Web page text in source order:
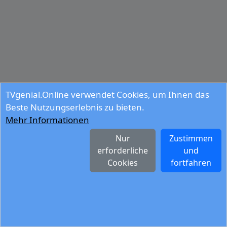
TVgenial.Online verwendet Cookies, um Ihnen das
Beste Nutzungserlebnis zu bieten.
Mehr Informationen
Zustimmen
und
fortfahren
Nur
erforderliche
Cookies